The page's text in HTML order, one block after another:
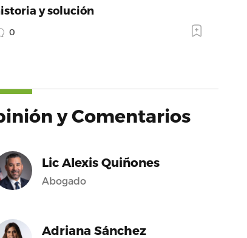
y solución
0
y Comentarios
Lic Alexis Quiñones
Abogado
Adriana Sánchez